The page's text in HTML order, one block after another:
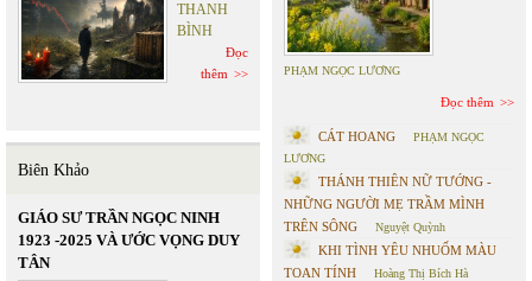
THANH
BÌNH
Đọc
thêm
Biên Khảo
GIÁO SƯ TRẦN NGỌC NINH
1923 -2025 VÀ ƯỚC VỌNG DUY
TÂN
PHẠM NGỌC LƯƠNG
Đọc thêm
CÁT HOANG
PHẠM NGỌC
LƯƠNG
THÁNH THIÊN NỮ TƯỚNG -
NHỮNG NGƯỜI MẸ TRẦM MÌNH
TRÊN SÔNG
Nguyệt Quỳnh
KHI TÌNH YÊU NHUỐM MÀU
TOAN TÍNH
Hoàng Thị Bích Hà